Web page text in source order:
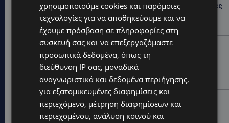
ΔΗΜΟΣ ΛΑΤΣΙΩΝ – ΓΕΡΙΟΥ: Πάνω από 8.000 υπογραφές
κατά των Δομών Ανηλίκων – Ζητούν γραπτή
δέσμευση από το Κράτος
UPDATES
ΑΓΙΟΣ ΙΩΑΝΝΗΣ ΠΙΤΣΙΛΙΑΣ: Ξανανοίγει η πισίνα του
χωριού – Μια ανάσα δροσιάς για κατοίκους και
επισκέπτες
LIFESTYLE
ΕΛΕΝΑ ΠΑΠΑΔΟΠΟΥΛΟΥ: Από τη σκηνή στην
χρησιμοποιούμε cookies και παρόμοιες
τεχνολογίες για να αποθηκεύουμε και να
έχουμε πρόσβαση σε πληροφορίες στη
συσκευή σας και να επεξεργαζόμαστε
προσωπικά δεδομένα, όπως τη
διεύθυνση IP σας, μοναδικά
αναγνωριστικά και δεδομένα περιήγησης,
για εξατομικευμένες διαφημίσεις και
περιεχόμενο, μέτρηση διαφημίσεων και
περιεχομένου, ανάλυση κοινού και